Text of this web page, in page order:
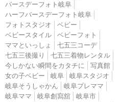
バースデーフォト岐阜
ハーフバースデーフォト岐阜
フォトスタジオ
ベビー
ベビースタイル
ベビーフォト
ママといっしょ
七五三コーデ
七五三後撮り
七五三着物レンタル
今しかない瞬間をカタチに
写真館
女の子ベビー
岐阜
岐阜スタジオ
岐阜そうしゃかん
岐阜プレママ
岐阜ママ
岐阜創寫舘
岐阜市